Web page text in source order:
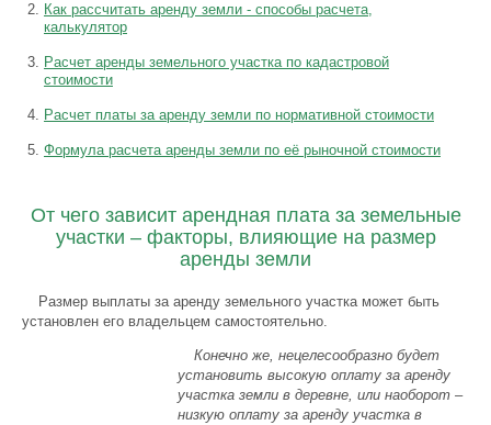
Как рассчитать аренду земли - способы расчета,
калькулятор
Расчет аренды земельного участка по кадастровой
стоимости
Расчет платы за аренду земли по нормативной стоимости
Формула расчета аренды земли по её рыночной стоимости
От чего зависит арендная плата за земельные
участки – факторы, влияющие на размер
аренды земли
Размер выплаты за аренду земельного участка может быть
установлен его владельцем самостоятельно.
Конечно же, нецелесообразно будет
установить высокую оплату за аренду
участка земли в деревне, или наоборот –
низкую оплату за аренду участка в